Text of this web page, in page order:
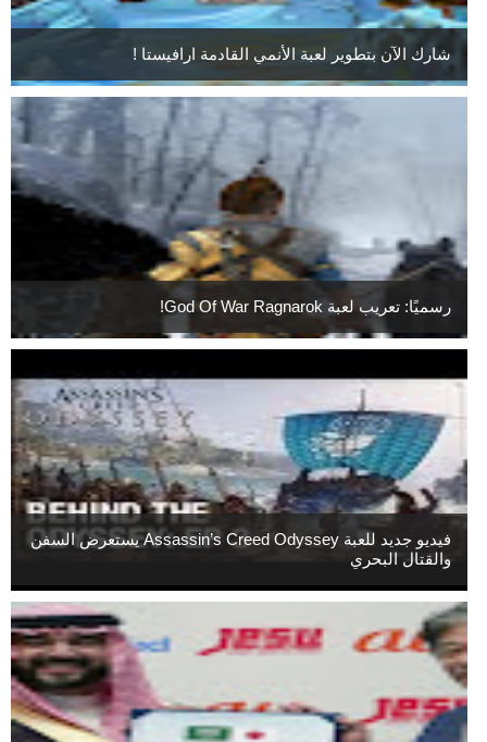
شارك الآن بتطوير لعبة الأنمي القادمة ارافيستا !
رسميًا: تعريب لعبة God Of War Ragnarok!
فيديو جديد للعبة Assassin’s Creed Odyssey يستعرض السفن
والقتال البحري